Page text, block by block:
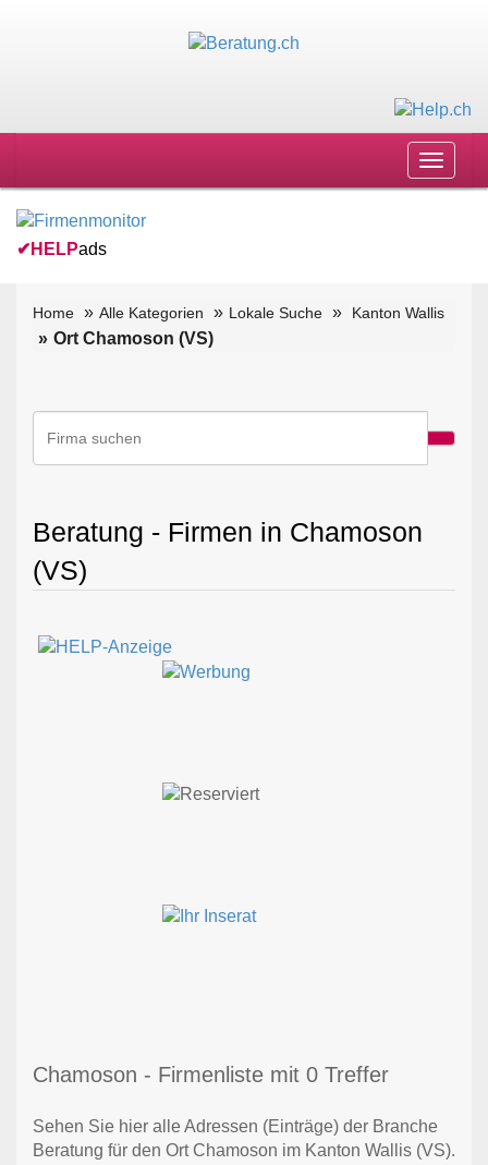
Toggle
✔ HELPads
Home Alle Kategorien Lokale Suche Kanton Wallis
Ort Chamoson (VS)
Beratung - Firmen in Chamoson
(VS)
Chamoson - Firmenliste mit 0 Treffer
Sehen Sie hier alle Adressen (Einträge) der Branche
Beratung für den Ort Chamoson im Kanton Wallis (VS).